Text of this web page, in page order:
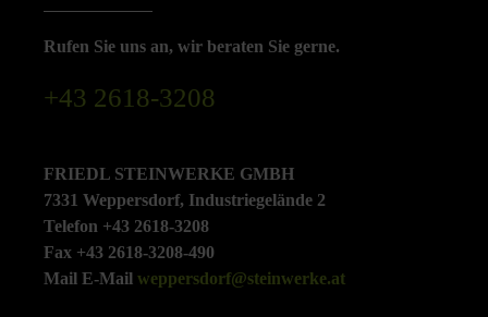
Rufen Sie uns an, wir beraten Sie gerne.
+43 2618-3208
FRIEDL STEINWERKE GMBH
7331 Weppersdorf, Industriegelände 2
Telefon +43 2618-3208
Fax +43 2618-3208-490
Mail E-Mail weppersdorf@steinwerke.at